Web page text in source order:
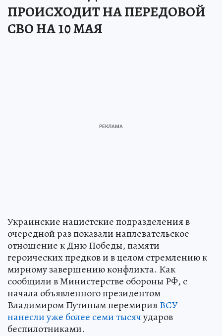
ПРОИСХОДИТ НА ПЕРЕДОВОЙ
СВО НА 10 МАЯ
Украинские нацистские подразделения в
очередной раз показали наплевательское
отношение к Дню Победы, памяти
героических предков и в целом стремлению к
мирному завершению конфликта. Как
сообщили в Министерстве обороны РФ, с
начала объявленного президентом
Владимиром Путиным перемирияВСУ
нанесли уже более семи тысячударов
беспилотниками.